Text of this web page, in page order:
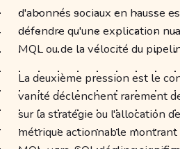
d'abonnés sociaux en hausse
défendre qu'une explication
MQL ou de la vélocité du
La deuxième pression est le
vanité déclenchent rarement
sur la stratégie ou l'allocation
métrique actionnable montrant